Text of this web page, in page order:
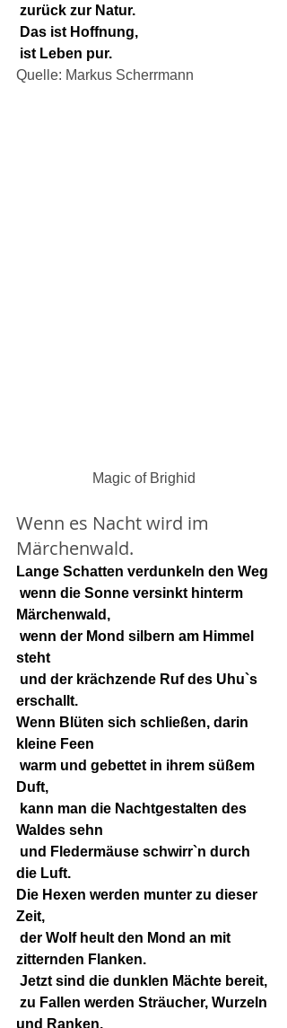
zurück zur Natur.
Das ist Hoffnung,
ist Leben pur.
Quelle: Markus Scherrmann
Magic of Brighid
Wenn es Nacht wird im
Märchenwald.
Lange Schatten verdunkeln den Weg
Märchenwald,
steht
erschallt.
Wenn Blüten sich schließen, darin
kleine Feen
Duft,
Waldes sehn
die Luft.
Die Hexen werden munter zu dieser
Zeit,
zitternden Flanken.
Jetzt sind die dunklen Mächte bereit,
und Ranken.